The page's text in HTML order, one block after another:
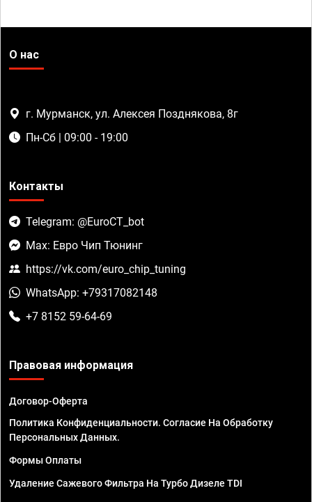
О нас
г. Мурманск, ул. Алексея Позднякова, 8г
Пн-Сб | 09:00 - 19:00
Контакты
Telegram: @EuroCT_bot
Max: Евро Чип Тюнинг
https://vk.com/euro_chip_tuning
WhatsApp: +79317082148
+7 8152 59-64-69
Правовая информация
Договор-Оферта
Политика Конфиденциальности. Согласие На Обработку
Персональных Данных.
Формы Оплаты
Удаление Сажевого Фильтра На Турбо Дизеле TDI